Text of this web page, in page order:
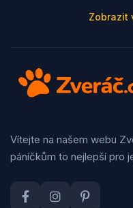
Zobrazit
Vítejte na našem webu
páníčkům to nejlepší pro